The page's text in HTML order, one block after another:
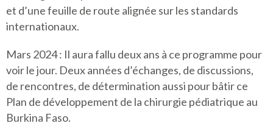
et d’une feuille de route alignée sur les standards
internationaux.
Mars 2024 : Il aura fallu deux ans à ce programme pour
voir le jour. Deux années d’échanges, de discussions,
de rencontres, de détermination aussi pour bâtir ce
Plan de développement de la chirurgie pédiatrique au
Burkina Faso.